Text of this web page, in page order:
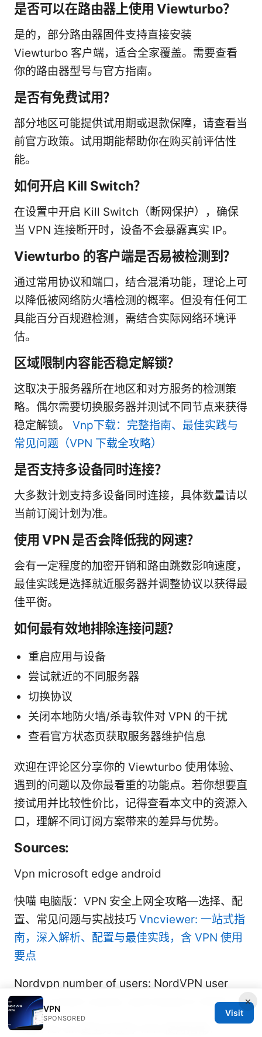
是否可以在路由器上使用 Viewturbo？
是的，部分路由器固件支持直接安装
Viewturbo 客户端，适合全家覆盖。需要查看
你的路由器型号与官方指南。
是否有免费试用？
部分地区可能提供试用期或退款保障，请查看当
前官方政策。试用期能帮助你在购买前评估性
能。
如何开启 Kill Switch？
在设置中开启 Kill Switch（断网保护），确保
当 VPN 连接断开时，设备不会暴露真实 IP。
Viewturbo 的客户端是否易被检测到？
通过常用协议和端口，结合混淆功能，理论上可
以降低被网络防火墙检测的概率。但没有任何工
具能百分百规避检测，需结合实际网络环境评
估。
区域限制内容能否稳定解锁？
这取决于服务器所在地区和对方服务的检测策
略。偶尔需要切换服务器并测试不同节点来获得
稳定解锁。 Vnp下载：完整指南、最佳实践与
常见问题（VPN 下载全攻略）
是否支持多设备同时连接？
大多数计划支持多设备同时连接，具体数量请以
当前订阅计划为准。
使用 VPN 是否会降低我的网速？
会有一定程度的加密开销和路由跳数影响速度，
最佳实践是选择就近服务器并调整协议以获得最
佳平衡。
如何最有效地排除连接问题？
重启应用与设备
尝试就近的不同服务器
切换协议
关闭本地防火墙/杀毒软件对 VPN 的干扰
查看官方状态页获取服务器维护信息
欢迎在评论区分享你的 Viewturbo 使用体验、
遇到的问题以及你最看重的功能点。若你想要直
接试用并比较性价比，记得查看本文中的资源入
口，理解不同订阅方案带来的差异与优势。
Sources:
Vpn microsoft edge android
快喵 电脑版：VPN 安全上网全攻略—选择、配
置、常见问题与实战技巧 Vncviewer: 一站式指
南，深入解析、配置与最佳实践，含 VPN 使用
要点
Nordvpn number of users: NordVPN user
base, current counts, and trends in 2025
Clash for an 更全方位的 VPN 使用指南：
×
VPN
SPONSORED
Visit